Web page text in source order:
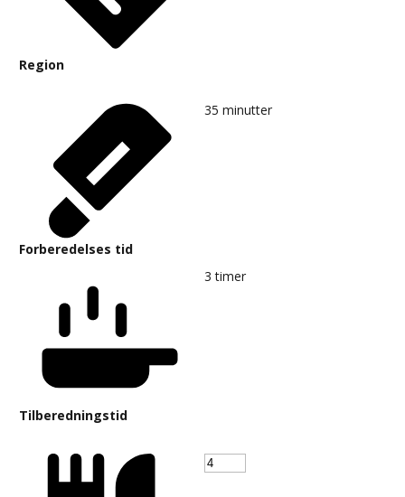
Region
Forberedelses tid
35 minutter
Tilberedningstid
3 timer